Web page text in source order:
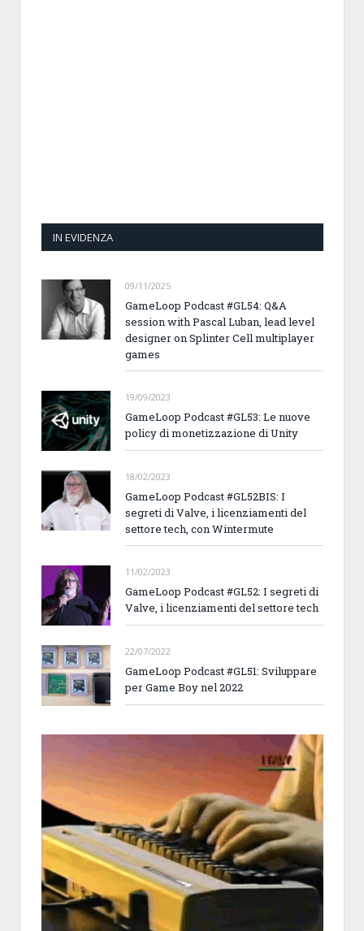
IN EVIDENZA
09/11/2025
GameLoop Podcast #GL54: Q&A
session with Pascal Luban, lead level
designer on Splinter Cell multiplayer
games
19/09/2023
GameLoop Podcast #GL53: Le nuove
policy di monetizzazione di Unity
18/02/2023
GameLoop Podcast #GL52BIS: I
segreti di Valve, i licenziamenti del
settore tech, con Wintermute
11/02/2023
GameLoop Podcast #GL52: I segreti di
Valve, i licenziamenti del settore tech
22/07/2022
GameLoop Podcast #GL51: Sviluppare
per Game Boy nel 2022